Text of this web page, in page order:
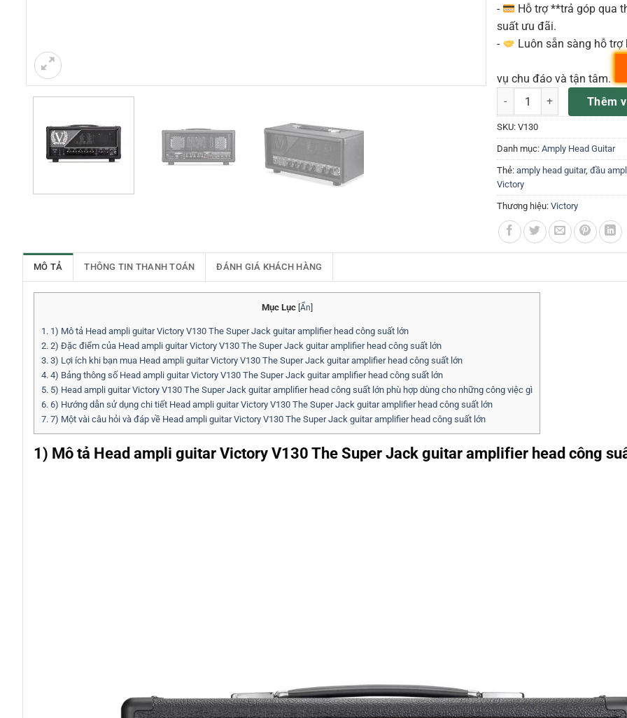
-
Hỗ trợ **trả góp qua
suất ưu đãi.
-
Luôn sẵn sàng hỗ
vụ chu đáo và tận tâm.
Head ampli guitar Victory
Thêm
SKU: V130
Danh mục: Amply Head Guitar
Thẻ: amply head guitar, đầu
Victory
Thương hiệu: Victory
MÔ TẢ THÔNG TIN THANH TOÁN ĐÁNH GIÁ KHÁCH HÀNG
Mục Lục Ẩn
1. 1) Mô tả Head ampli guitar Victory V130 The Super Jack guitar amplifier head công suất lớn
2. 2) Đặc điểm của Head ampli guitar Victory V130 The Super Jack guitar amplifier head công suất lớn
3. 3) Lợi ích khi bạn mua Head ampli guitar Victory V130 The Super Jack guitar amplifier head công suất lớn
4. 4) Bảng thông số Head ampli guitar Victory V130 The Super Jack guitar amplifier head công suất lớn
5. 5) Head ampli guitar Victory V130 The Super Jack guitar amplifier head công suất lớn phù hợp dùng cho những công việc gì
6. 6) Hướng dẫn sử dụng chi tiết Head ampli guitar Victory V130 The Super Jack guitar amplifier head công suất lớn
7. 7) Một vài câu hỏi và đáp về Head ampli guitar Victory V130 The Super Jack guitar amplifier head công suất lớn
1) Mô tả Head ampli guitar Victory V130 The Super Jack guitar amplifier head công